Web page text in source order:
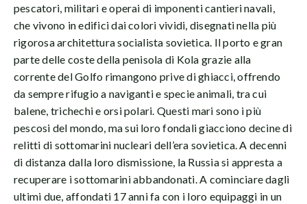
pescatori, militari e operai di imponenti cantieri navali,
che vivono in edifici dai colori vividi, disegnati nella più
rigorosa architettura socialista sovietica. Il porto e gran
parte delle coste della penisola di Kola grazie alla
corrente del Golfo rimangono prive di ghiacci, offrendo
da sempre rifugio a naviganti e specie animali, tra cui
balene, trichechi e orsi polari. Questi mari sono i più
pescosi del mondo, ma sui loro fondali giacciono decine di
relitti di sottomarini nucleari dell’era sovietica. A decenni
di distanza dalla loro dismissione, la Russia si appresta a
recuperare i sottomarini abbandonati. A cominciare dagli
ultimi due, affondati 17 anni fa con i loro equipaggi in un